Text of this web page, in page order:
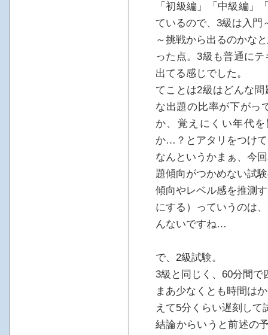
「初級編」「中級編」
ているので、3級は入門
～挑戦から出るのかな
った点。3級も普通に
出てる感じでした。
てことは2級はどんな
な出題の比率が下がっ
か、覚えにくい年代
か…？とアタリをつけ
なんというかまぁ、今
題傾向がつかめない試
傾向やレベル感を推測
にする）っていうのは
んないですね…
で、2級試験。
3級と同じく、60分間で
まあ少なくとも時間は
えて5分くらい遅刻して
結論からいうと前述の